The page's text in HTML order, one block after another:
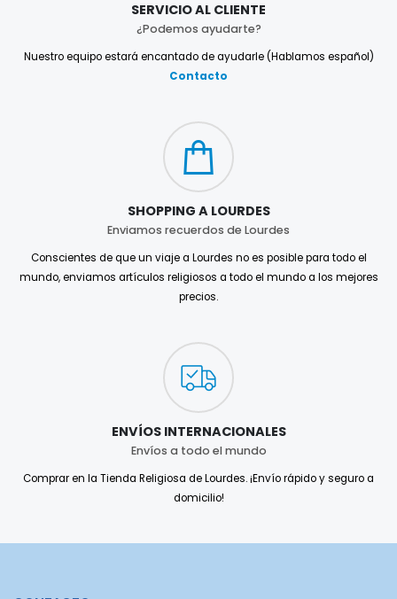
SERVICIO AL CLIENTE
¿Podemos ayudarte?
Nuestro equipo estará encantado de ayudarle (Hablamos español)
Contacto
SHOPPING A LOURDES
Enviamos recuerdos de Lourdes
Conscientes de que un viaje a Lourdes no es posible para todo el
mundo, enviamos artículos religiosos a todo el mundo a los mejores
precios.
ENVÍOS INTERNACIONALES
Envíos a todo el mundo
Comprar en la Tienda Religiosa de Lourdes. ¡Envío rápido y seguro a
domicilio!